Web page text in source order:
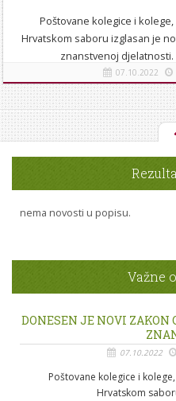
Poštovane kolegice i
Hrvatskom saboru izglasan je
znanstvenoj
07.10.2022
nema novosti u popisu.
Važne
DONESEN JE NOVI ZAKON
07.10.2022
Poštovane kolegice i
Hrvatskom